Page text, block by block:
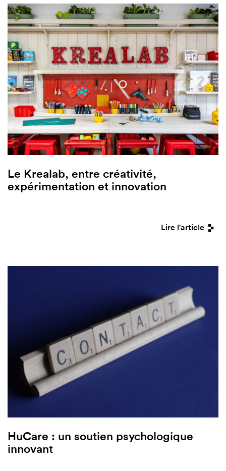
Le Krealab, entre créativité,
expérimentation et innovation
Lire l'article
HuCare : un soutien psychologique
innovant